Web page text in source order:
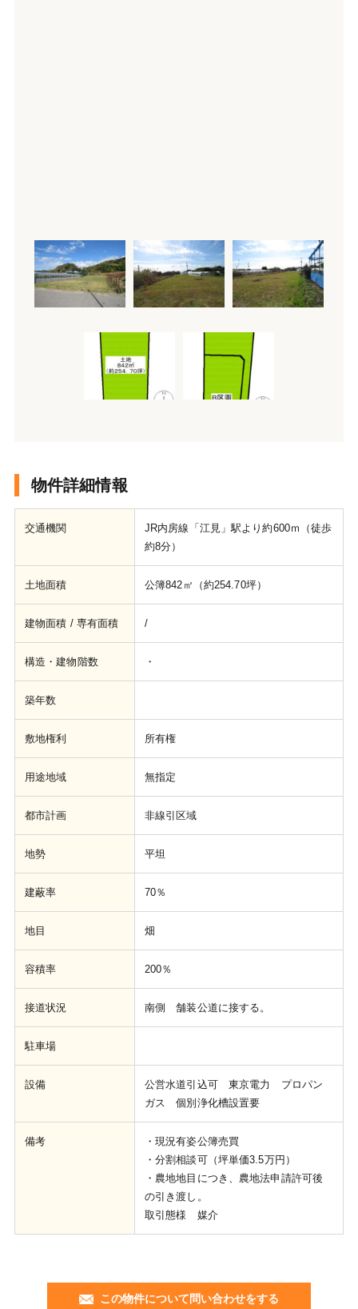
物件詳細情報
交通機関
JR内房線「江見」駅より約600ｍ（徒歩
約8分）
土地面積 公簿842㎡（約254.70坪）
建物面積 / 専有面積 /
構造・建物階数 ・
築年数
敷地権利 所有権
用途地域 無指定
都市計画 非線引区域
地勢 平坦
建蔽率 70％
地目 畑
容積率 200％
接道状況 南側 舗装公道に接する。
駐車場
設備
公営水道引込可 東京電力 プロパン
ガス 個別浄化槽設置要
備考
・現況有姿公簿売買
・分割相談可（坪単価3.5万円）
・農地地目につき、農地法申請許可後
の引き渡し。
取引態様 媒介
この物件について問い合わせをする